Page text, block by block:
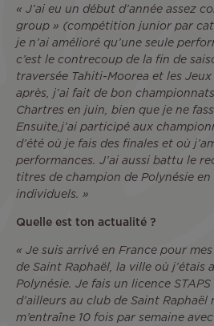
« J’ai eu un début d’année assez
group » (compétition junior par
je n’ai amélioré qu’une seule
c’est le contrecoup de la fin de
traversée Tahiti-Moorea et les
après, j’ai fait de bon
Chartres en juin, bien que je ne
Ensuite,j’ai participé aux
d’été où je fais des finales et où
performances. J’ai aussi battu le
titres de champion de Polynésie en
individuels. »
Quelle est ton actualité ?
« Je suis arrivé en France pour
de Saint Raphaël, la ville où j’étais
Polynésie. Je fais un licence
d’ailleurs au club de Saint
m’entraîne 10 fois par semaine